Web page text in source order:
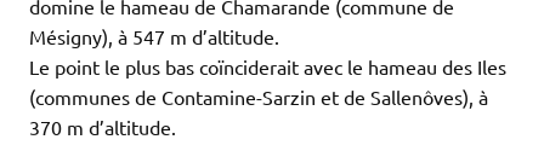
domine le hameau de Chamarande (commune de
Mésigny), à 547 m d’altitude.
Le point le plus bas coïnciderait avec le hameau des Iles
(communes de Contamine-Sarzin et de Sallenôves), à
370 m d’altitude.